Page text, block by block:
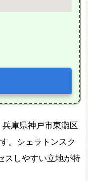
兵庫県神戸市東灘区
。シェラトンスク
スしやすい立地が特